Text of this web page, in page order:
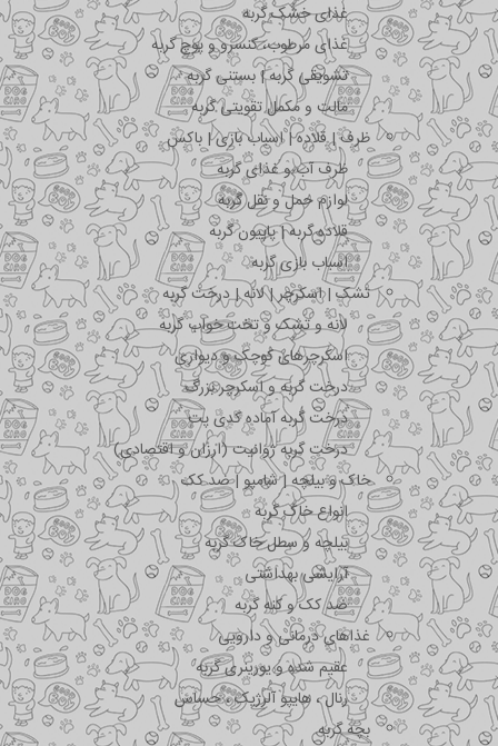
غذای خشک گربه
غذای مرطوب، کنسرو و پوچ گربه
تشویقی گربه | بستنی گربه
مالت و مکمل تقویتی گربه
ظرف | قلاده | اسباب بازی | باکس
ظرف آب و غذای گربه
لوازم حمل و نقل گربه
قلاده گربه | پاپیون گربه
اسباب بازی گربه
تشک | اسکرچر | لانه | درخت گربه
لانه و تشک و تخت خواب گربه
اسکرچرهای کوچک و دیواری
درخت گربه و اسکرچر بزرگ
درخت گربه آماده کدی پت
درخت گربه ژوانیت (ارزان و اقتصادی)
خاک و بیلچه | شامپو | ضد کک
انواع خاک گربه
بیلچه و سطل خاک گربه
آرایشی بهداشتی
ضد کک و کنه گربه
غذاهای درمانی و دارویی
عقیم شده و یورینری گربه
رنال ، هایپو آلرژیک ، حساس
بچه گربه